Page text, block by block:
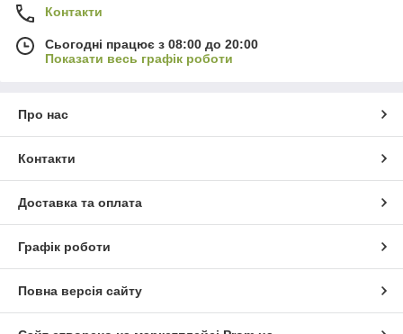
Контакти
Сьогодні працює з 08:00 до 20:00
Показати весь графік роботи
Про нас
Контакти
Доставка та оплата
Графік роботи
Повна версія сайту